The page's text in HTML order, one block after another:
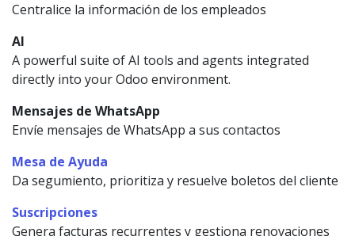
Centralice la información de los empleados
AI
A powerful suite of AI tools and agents integrated
directly into your Odoo environment.
Mensajes de WhatsApp
Envíe mensajes de WhatsApp a sus contactos
Mesa de Ayuda
Da segumiento, prioritiza y resuelve boletos del cliente
Suscripciones
Genera facturas recurrentes y gestiona renovaciones